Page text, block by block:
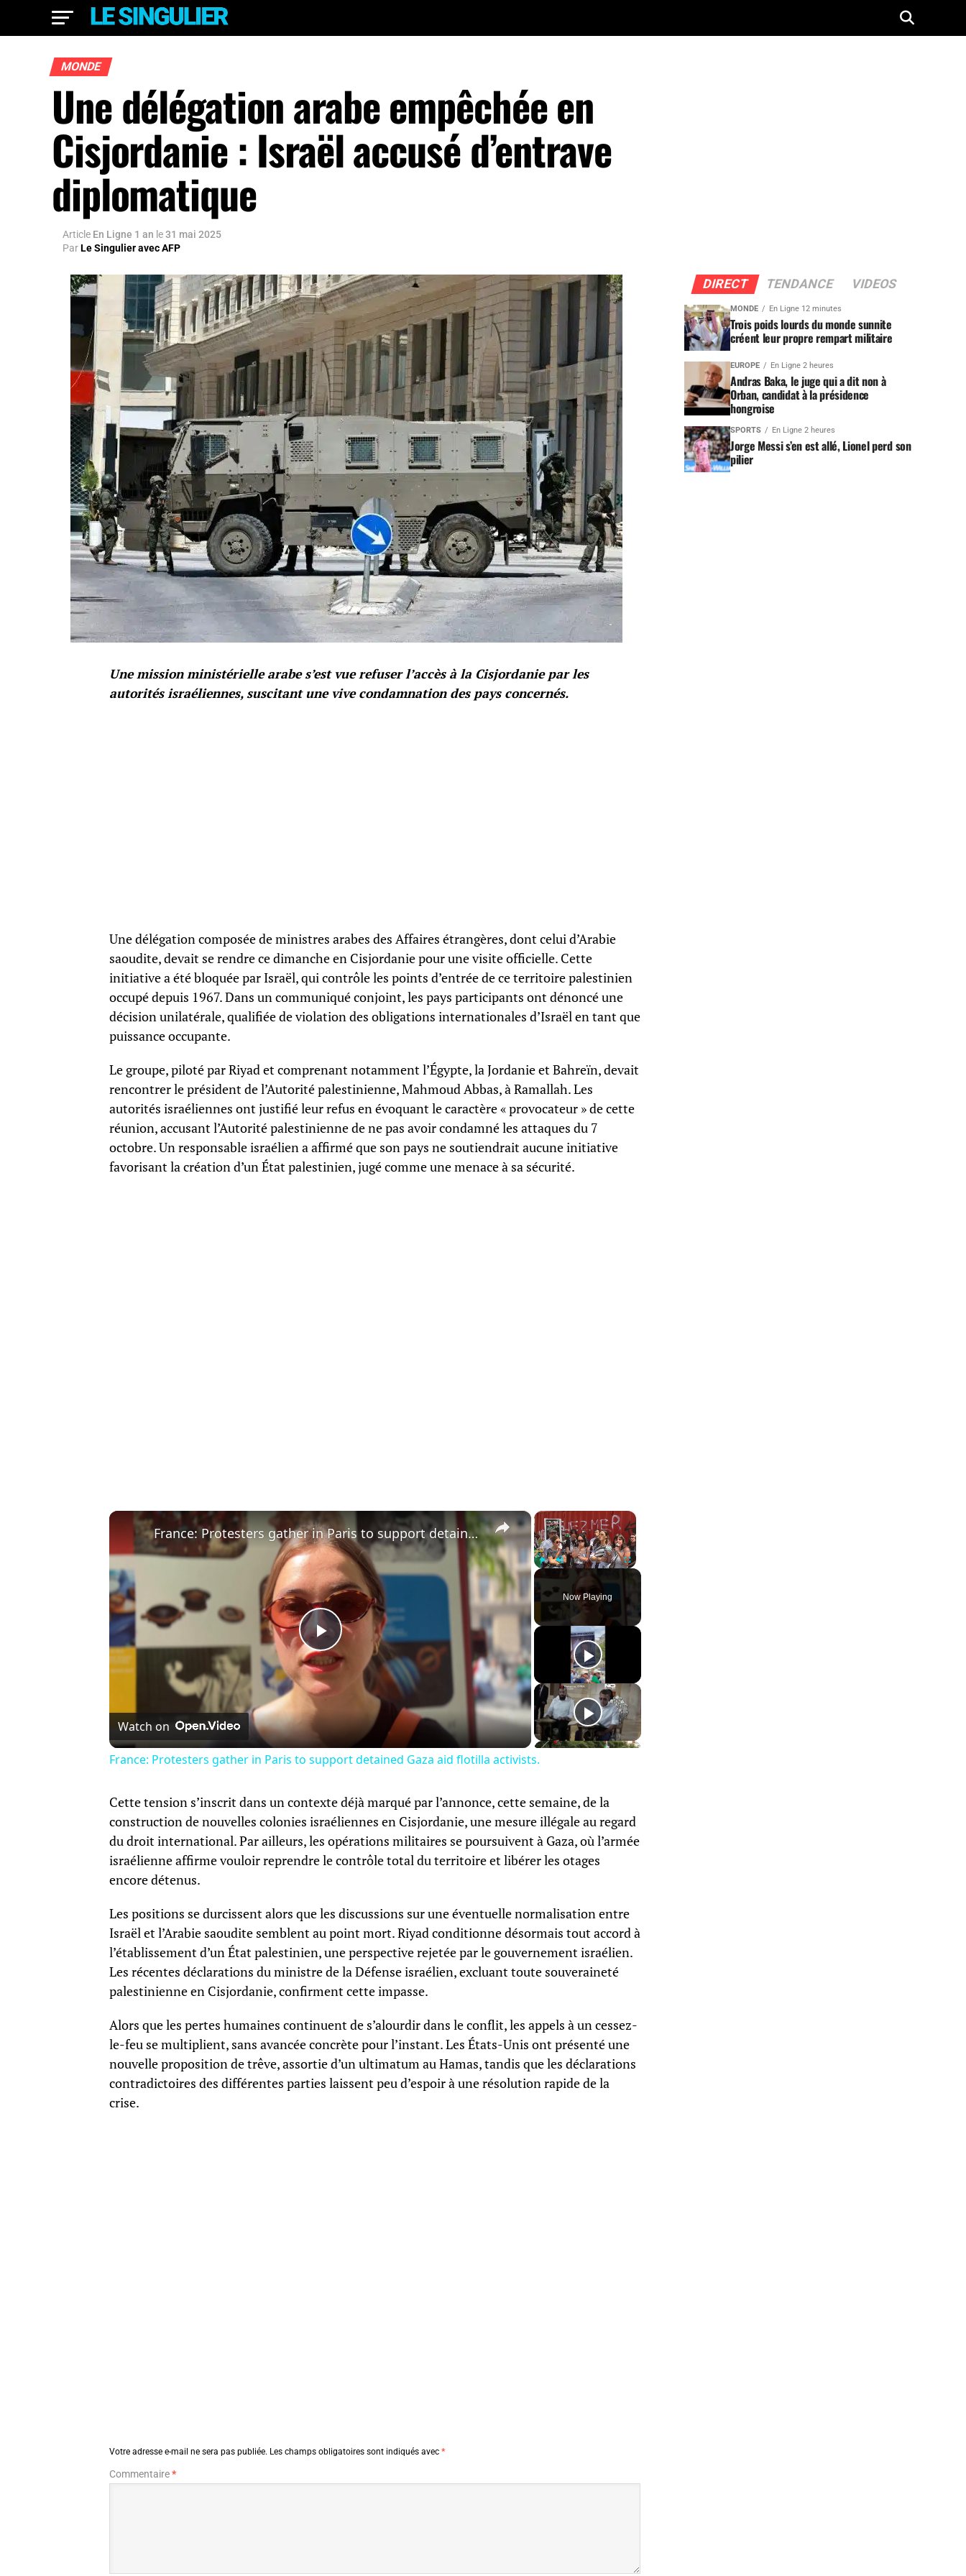
MONDE
Une délégation arabe empêchée en
Cisjordanie : Israël accusé d’entrave
diplomatique
Article En Ligne 1 an le31 mai 2025
ParLe Singulier avec AFP
Une mission ministérielle arabe s’est vue refuser l’accès à la Cisjordanie par les
autorités israéliennes, suscitant une vive condamnation des pays concernés.
Une délégation composée de ministres arabes des Affaires étrangères, dont celui d’Arabie
saoudite, devait se rendre ce dimanche en Cisjordanie pour une visite officielle. Cette
initiative a été bloquée par Israël, qui contrôle les points d’entrée de ce territoire palestinien
occupé depuis 1967. Dans un communiqué conjoint, les pays participants ont dénoncé une
décision unilatérale, qualifiée de violation des obligations internationales d’Israël en tant que
puissance occupante.
Le groupe, piloté par Riyad et comprenant notamment l’Égypte, la Jordanie et Bahreïn, devait
rencontrer le président de l’Autorité palestinienne, Mahmoud Abbas, à Ramallah. Les
autorités israéliennes ont justifié leur refus en évoquant le caractère « provocateur » de cette
réunion, accusant l’Autorité palestinienne de ne pas avoir condamné les attaques du 7
octobre. Un responsable israélien a affirmé que son pays ne soutiendrait aucune initiative
favorisant la création d’un État palestinien, jugé comme une menace à sa sécurité.
×
Fullscreen
Now Playing
×
Play
Video
France: Protesters gather in Paris to support detained Gaza aid flotilla activists.
Watch on
France: Protesters gather in Paris to support detained Gaza aid flotilla activists.
Cette tension s’inscrit dans un contexte déjà marqué par l’annonce, cette semaine, de la
construction de nouvelles colonies israéliennes en Cisjordanie, une mesure illégale au regard
du droit international. Par ailleurs, les opérations militaires se poursuivent à Gaza, où l’armée
israélienne affirme vouloir reprendre le contrôle total du territoire et libérer les otages
encore détenus.
Les positions se durcissent alors que les discussions sur une éventuelle normalisation entre
Israël et l’Arabie saoudite semblent au point mort. Riyad conditionne désormais tout accord à
l’établissement d’un État palestinien, une perspective rejetée par le gouvernement israélien.
Les récentes déclarations du ministre de la Défense israélien, excluant toute souveraineté
palestinienne en Cisjordanie, confirment cette impasse.
Alors que les pertes humaines continuent de s’alourdir dans le conflit, les appels à un cessez-
le-feu se multiplient, sans avancée concrète pour l’instant. Les États-Unis ont présenté une
nouvelle proposition de trêve, assortie d’un ultimatum au Hamas, tandis que les déclarations
contradictoires des différentes parties laissent peu d’espoir à une résolution rapide de la
crise.
Votre adresse e-mail ne sera pas publiée. Les champs obligatoires sont indiqués avec *
Commentaire*
DIRECT TENDANCE VIDEOS
MONDE En Ligne 12 minutes
Trois poids lourds du monde sunnite
créent leur propre rempart militaire
EUROPE En Ligne 2 heures
Andras Baka, le juge qui a dit non à
Orban, candidat à la présidence
hongroise
SPORTS En Ligne 2 heures
Jorge Messi s’en est allé, Lionel perd son
pilier